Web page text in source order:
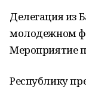
Делегация из
молодежном
Мероприятие
Республику